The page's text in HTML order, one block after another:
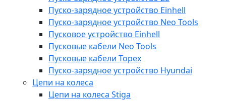
Пуско-зарядное устройство Einhell
Пуско-зарядное устройство Neo Tools
Пусковое устройство Einhell
Пусковые кабели Neo Tools
Пусковые кабели Topex
Пуско-зарядное устройство Hyundai
Цепи на колеса
Цепи на колеса Stiga